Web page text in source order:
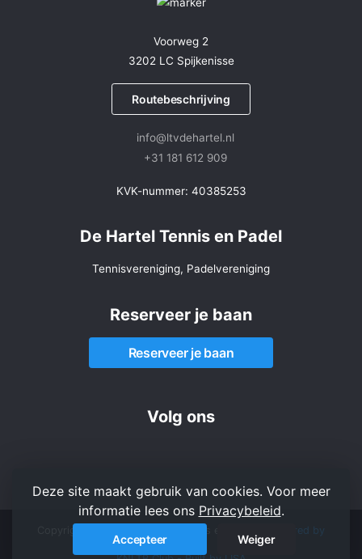
Voorweg 2
3202 LC Spijkenisse
Routebeschrijving
info@ltvdehartel.nl
+31 181 612 909
KVK-nummer: 40385253
De Hartel Tennis en Padel
Tennisvereniging, Padelvereniging
Reserveer je baan
Reserveer je baan
Volg ons
Powered by
Deze site maakt gebruik van cookies. Voor meer
informatie lees ons Privacybeleid.
Accepteer Weiger